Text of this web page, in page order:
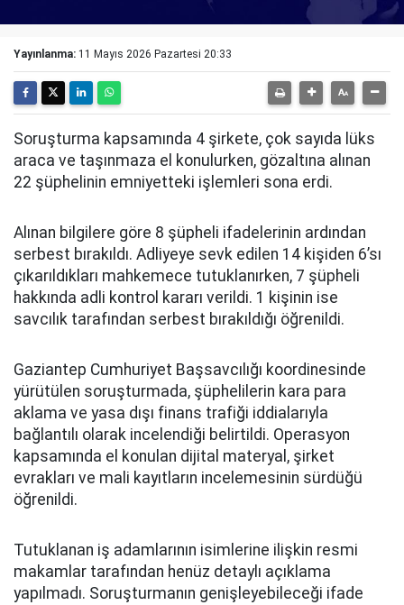
Yayınlanma: 11 Mayıs 2026 Pazartesi 20:33
Soruşturma kapsamında 4 şirkete, çok sayıda lüks
araca ve taşınmaza el konulurken, gözaltına alınan
22 şüphelinin emniyetteki işlemleri sona erdi.
Alınan bilgilere göre 8 şüpheli ifadelerinin ardından
serbest bırakıldı. Adliyeye sevk edilen 14 kişiden 6’sı
çıkarıldıkları mahkemece tutuklanırken, 7 şüpheli
hakkında adli kontrol kararı verildi. 1 kişinin ise
savcılık tarafından serbest bırakıldığı öğrenildi.
Gaziantep Cumhuriyet Başsavcılığı koordinesinde
yürütülen soruşturmada, şüphelilerin kara para
aklama ve yasa dışı finans trafiği iddialarıyla
bağlantılı olarak incelendiği belirtildi. Operasyon
kapsamında el konulan dijital materyal, şirket
evrakları ve mali kayıtların incelemesinin sürdüğü
öğrenildi.
Tutuklanan iş adamlarının isimlerine ilişkin resmi
makamlar tarafından henüz detaylı açıklama
yapılmadı. Soruşturmanın genişleyebileceği ifade